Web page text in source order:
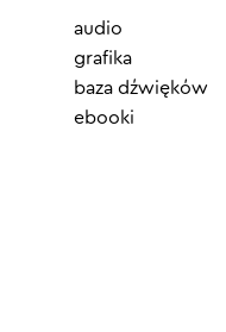
audio
grafika
baza dźwięków
ebooki